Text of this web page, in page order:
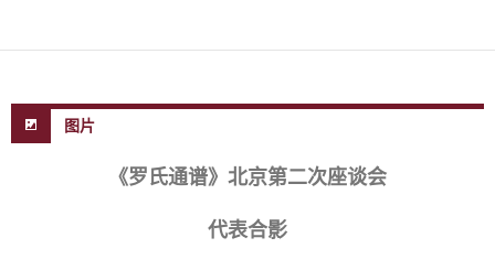
图片
《罗氏通谱》北京第二次座谈会
代表合影